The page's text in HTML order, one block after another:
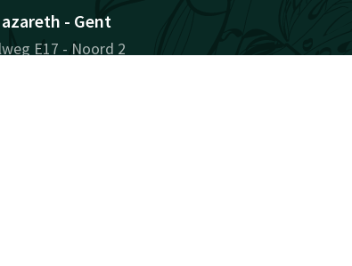
- Gent
E17 - Noord 2